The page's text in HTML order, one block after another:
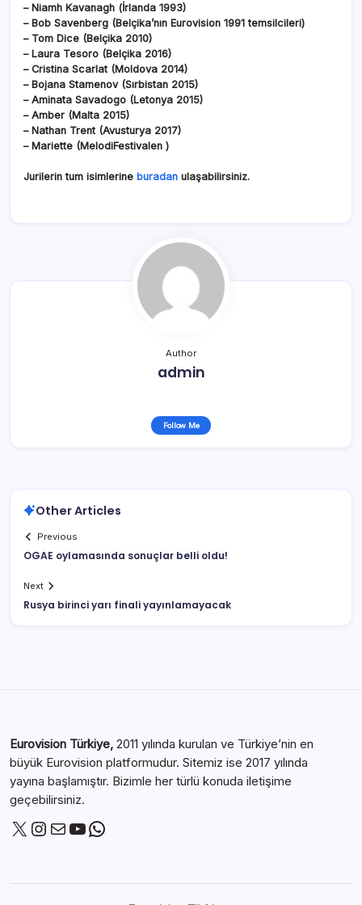
– Niamh Kavanagh (İrlanda 1993)
– Bob Savenberg (Belçika’nın Eurovision 1991 temsilcileri)
– Tom Dice (Belçika 2010)
– Laura Tesoro (Belçika 2016)
– Cristina Scarlat (Moldova 2014)
– Bojana Stamenov (Sırbistan 2015)
– Aminata Savadogo (Letonya 2015)
– Amber (Malta 2015)
– Nathan Trent (Avusturya 2017)
– Mariette (MelodiFestivalen )
Jurilerin tum isimlerine buradan ulaşabilirsiniz.
Author
admin
Follow Me
Other Articles
Previous
OGAE oylamasında sonuçlar belli oldu!
Next
Rusya birinci yarı finali yayınlamayacak
Eurovision Türkiye, 2011 yılında kurulan ve Türkiye’nin en
büyük Eurovision platformudur. Sitemiz ise 2017 yılında
yayına başlamıştır. Bizimle her türlü konuda iletişime
geçebilirsiniz.